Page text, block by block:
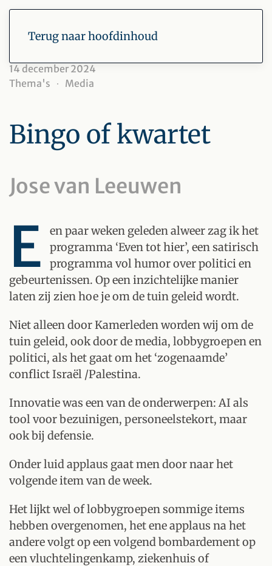
Terug naar hoofdinhoud
14 december 2024
Thema's
Media
Bingo of kwartet
Jose van Leeuwen
E
en paar weken geleden alweer zag ik het
programma ‘Even tot hier’, een satirisch
programma vol humor over politici en
gebeurtenissen. Op een inzichtelijke manier
laten zij zien hoe je om de tuin geleid wordt.
Niet alleen door Kamerleden worden wij om de
tuin geleid, ook door de media, lobbygroepen en
politici, als het gaat om het ‘zogenaamde’
conflict Israël /Palestina.
Innovatie was een van de onderwerpen: AI als
tool voor bezuinigen, personeelstekort, maar
ook bij defensie.
Onder luid applaus gaat men door naar het
volgende item van de week.
Het lijkt wel of lobbygroepen sommige items
hebben overgenomen, het ene applaus na het
andere volgt op een volgend bombardement op
een vluchtelingenkamp, ziekenhuis of